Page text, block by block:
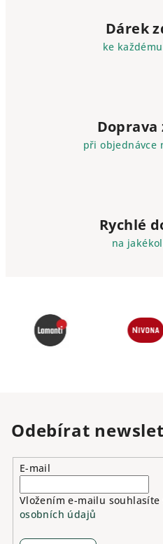
Dárek
ke
Doprava
při objednávce
Rychlé
na
Odebírat
E-mail
Vložením e-mailu souhlasíte
osobních údajů